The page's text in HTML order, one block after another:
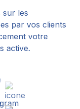
sur les
par vos clients
votre
active.